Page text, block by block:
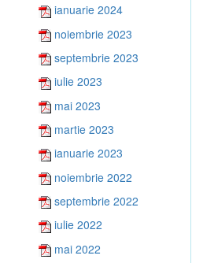
ianuarie 2024
noiembrie 2023
septembrie 2023
iulie 2023
mai 2023
martie 2023
ianuarie 2023
noiembrie 2022
septembrie 2022
iulie 2022
mai 2022